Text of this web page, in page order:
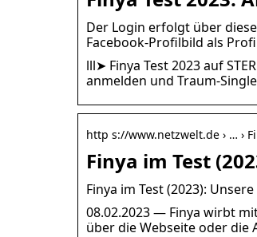
Der Login erfolgt über
Facebook-Profilbild als
lll➤ Finya Test 2023 auf
anmelden und Traum-
http s://www.netzwelt.de › … ›
Finya im Test
Finya im Test (2023):
08.02.2023 — Finya wirbt
über die Webseite oder die